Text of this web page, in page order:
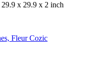
29.9 x 29.9 x 2 inch